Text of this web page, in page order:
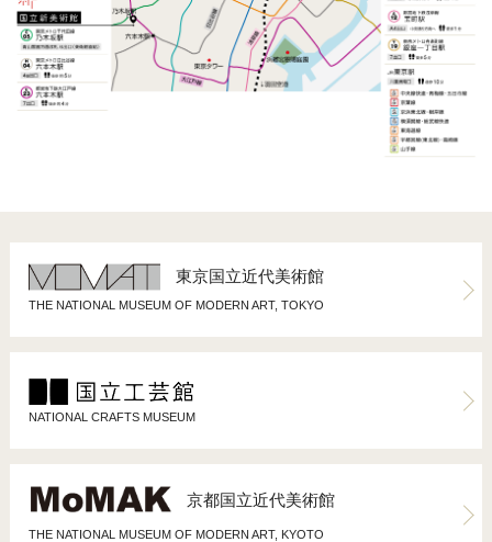
東京国立近代美術館
THE NATIONAL MUSEUM OF MODERN ART, TOKYO
NATIONAL CRAFTS MUSEUM
京都国立近代美術館
THE NATIONAL MUSEUM OF MODERN ART, KYOTO